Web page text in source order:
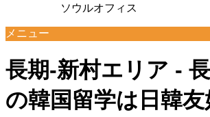
ソウルオフィス
メニュー
長期-新村エリア -
の韓国留学は日韓